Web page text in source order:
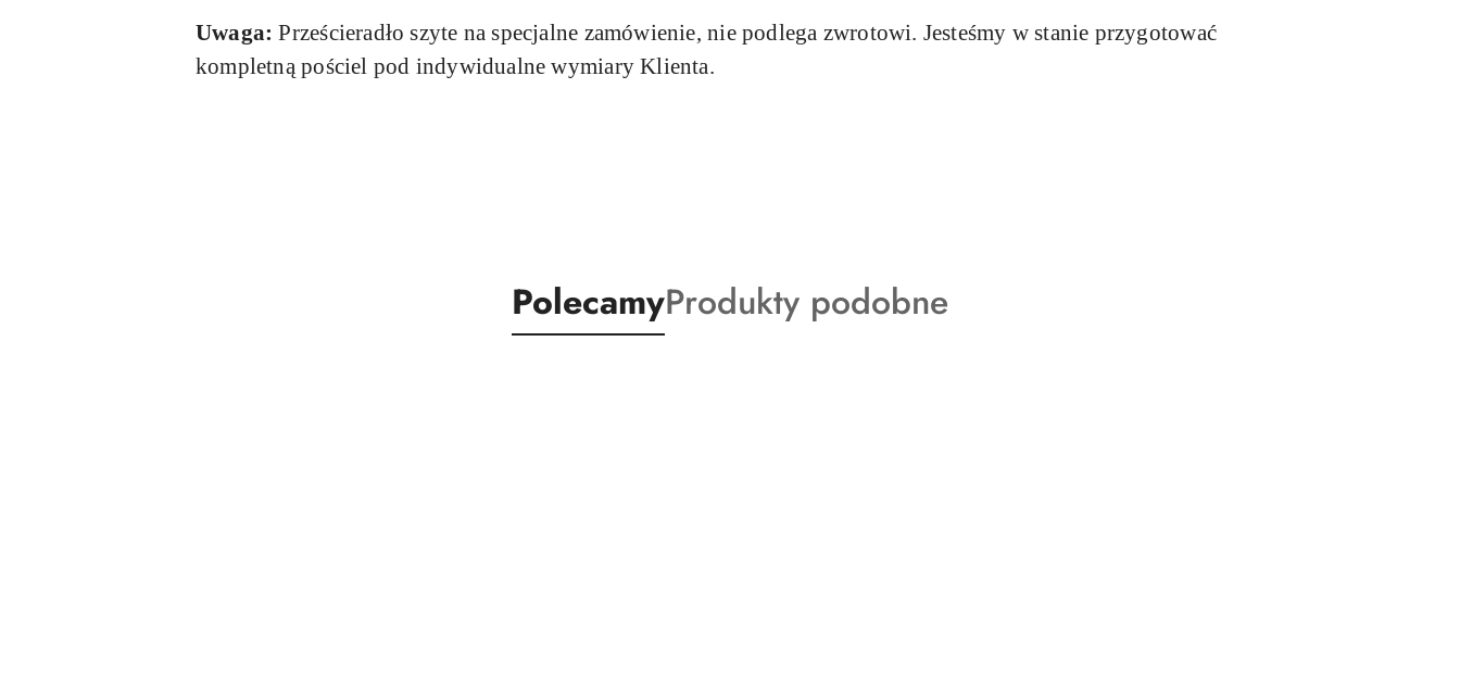
Uwaga: Prześcieradło szyte na specjalne zamówienie, nie podlega zwrotowi. Jesteśmy w stanie przygotować
kompletną pościel pod indywidualne wymiary Klienta.
Produkty
o
PolecamyProdukty
o
Produkty podobne